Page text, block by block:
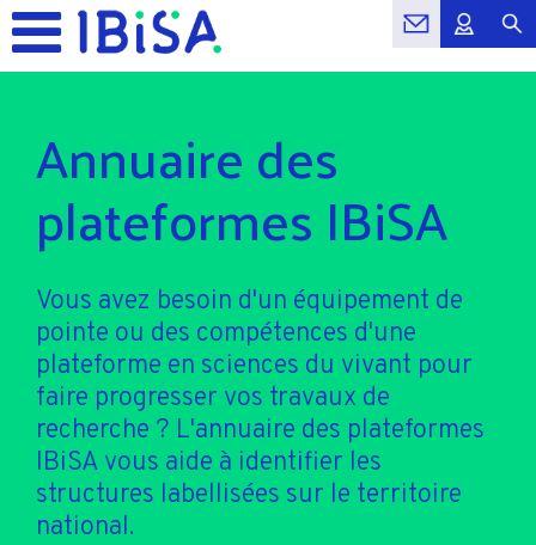
Annuaire des
plateformes IBiSA
Vous avez besoin d'un équipement de
pointe ou des compétences d'une
plateforme en sciences du vivant pour
faire progresser vos travaux de
recherche ? L'annuaire des plateformes
IBiSA vous aide à identifier les
structures labellisées sur le territoire
national.